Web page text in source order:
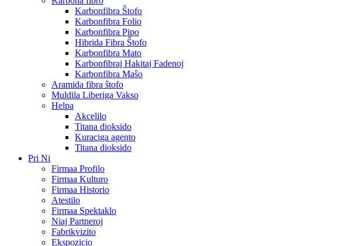
Karbonfibra Ŝtofo
Karbonfibra Folio
Karbonfibra Pipo
Hibrida Fibra Ŝtofo
Karbonfibra Mato
Karbonfibraj Hakitaj Fadenoj
Karbonfibra Maŝo
Aramida fibra ŝtofo
Muldila Liberiga Vakso
Helpa
Akcelilo
Titana dioksido
Kuraciga agento
Titana dioksido
Pri Ni
Firmaa Profilo
Firmaa Kulturo
Firmaa Historio
Atestilo
Firmaa Spektaklo
Niaj Partneroj
Fabrikvizito
Ekspozicio